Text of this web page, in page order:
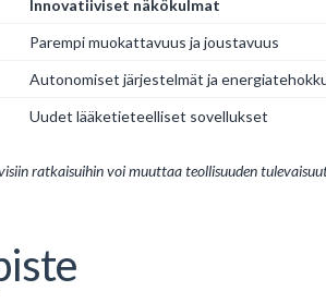
Innovatiiviset näkökulmat
Parempi muokattavuus ja joustavuus
Autonomiset järjestelmät ja
Uudet lääketieteelliset sovellukset
ratkaisuihin voi muuttaa teollisuuden